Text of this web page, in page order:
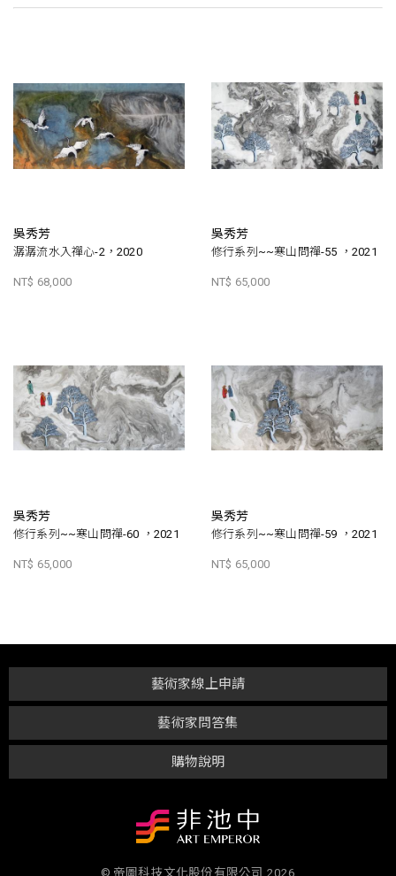
吳秀芳
潺潺流水入禪心-2，2020
NT$ 68,000
吳秀芳
修行系列~~寒山問禪-55 ，2021
NT$ 65,000
吳秀芳
修行系列~~寒山問禪-60 ，2021
NT$ 65,000
吳秀芳
修行系列~~寒山問禪-59 ，2021
NT$ 65,000
購物說明
藝術家問答集
藝術家線上申請
© 帝圖科技文化股份有限公司 2026